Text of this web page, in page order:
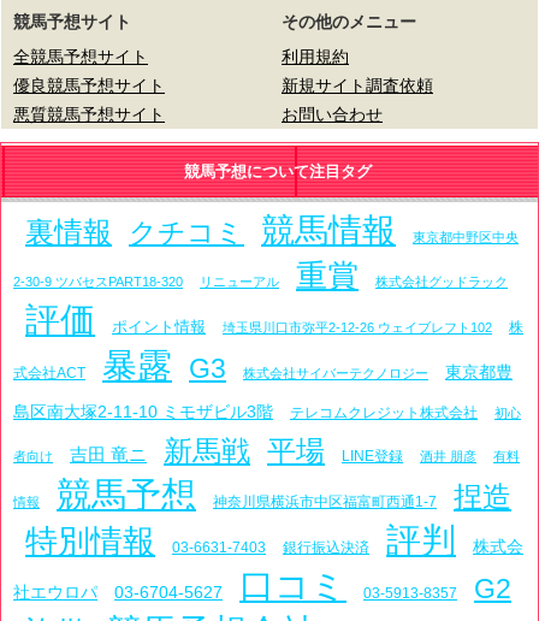
競馬予想サイト
全競馬予想サイト
優良競馬予想サイト
悪質競馬予想サイト
その他のメニュー
利用規約
新規サイト調査依頼
お問い合わせ
競馬予想について注目タグ
裏情報 クチコミ 競馬情報 東京都中野区中央
2-30-9 ツバセスPART18-320 リニューアル 重賞 株式会社グッドラック
評価 ポイント情報 埼玉県川口市弥平2-12-26 ウェイブレフト102 株
式会社ACT 暴露 G3 株式会社サイバーテクノロジー 東京都豊
島区南大塚2-11-10 ミモザビル3階 テレコムクレジット株式会社 初心
者向け 吉田 竜ニ 新馬戦 平場 LINE登録 酒井 朋彦 有料
情報 競馬予想 神奈川県横浜市中区福富町西通1-7 捏造
特別情報 03-6631-7403 銀行振込決済 評判 株式会
社エウロパ 03-6704-5627 口コミ 03-5913-8357 G2